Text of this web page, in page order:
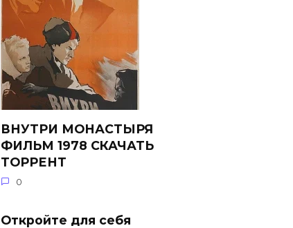
ВНУТРИ МОНАСТЫРЯ
ФИЛЬМ 1978 СКАЧАТЬ
ТОРРЕНТ
0
Откройте для себя